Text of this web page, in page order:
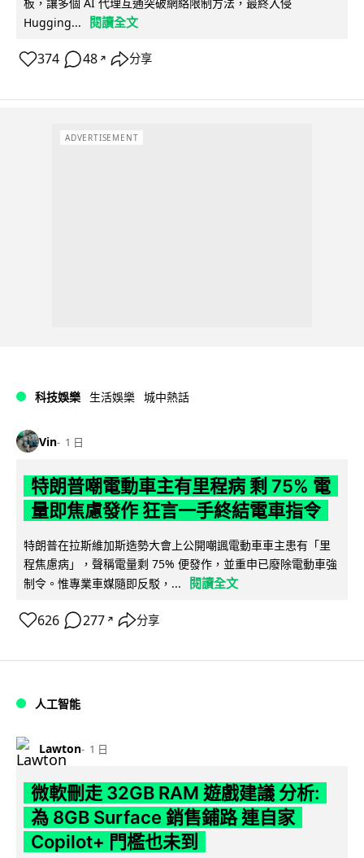
Hugging...
閱讀全文
374 48 ↗ 分享
ADVERTISEMENT
科技娛樂 生活娛樂 城中熱話
Vin 1 日
特朗普嘲電動車主有里程病 剩 75% 電
量即焦慮發作 狂言一手終結電車指令
特朗普在拉斯維加斯造勢大會上公開嘲諷電動車車主患有「里
程焦慮病」，聲稱電量剩 75% 便發作，並重申已廢除電動車強
制令。惟專業車媒隨即反駁，...
閱讀全文
626 277 ↗ 分享
人工智能
Lawton 1 日
微軟刪走 32GB RAM 遊戲建議 分析:
為 8GB Surface 銷售鋪路 連自家
Copilot+ 門檻也未到